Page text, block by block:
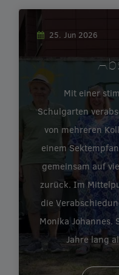
25. Jun 2026
Mit einer
Schulgarten
von mehreren
einem
gemeinsam auf
zurück. Im
die
Monika Johannes.
Jahre lang